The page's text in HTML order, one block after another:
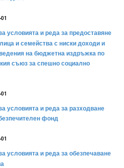
условията и реда за предоставяне
и семейства с ниски доходи и
на бюджетна издръжка по
съюз за спешно социално
условията и реда за разходване
фонд
условията и реда за обезпечаване